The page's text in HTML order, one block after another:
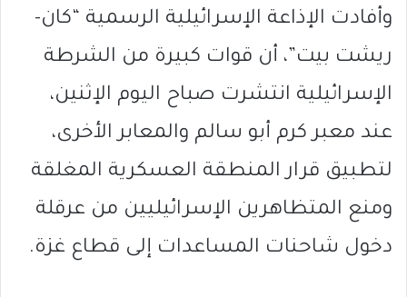
وأفادت الإذاعة الإسرائيلية الرسمية “كان-
ريشت بيت”، أن قوات كبيرة من الشرطة
الإسرائيلية انتشرت صباح اليوم الإثنين،
عند معبر كرم أبو سالم والمعابر الأخرى،
لتطبيق قرار المنطقة العسكرية المغلقة
ومنع المتظاهرين الإسرائيليين من عرقلة
دخول شاحنات المساعدات إلى قطاع غزة.